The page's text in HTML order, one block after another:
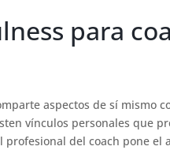
para
aspectos de sí mismo
vínculos personales que
profesional del coach pone